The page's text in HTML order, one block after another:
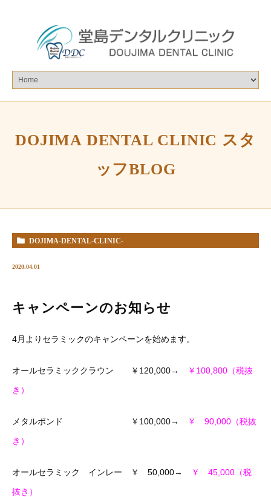
DOJIMA DENTAL CLINIC スタ
ッフBLOG
DOJIMA-DENTAL-CLINIC-
2020.04.01
キャンペーンのお知らせ
4月よりセラミックのキャンペーンを始めます。
オールセラミッククラウン ￥120,000→
￥100,800（税抜
き）
メタルボンド ￥100,000→
￥ 90,000（税抜
き）
オールセラミック インレー ￥ 50,000→
￥ 45,000（税
抜き）